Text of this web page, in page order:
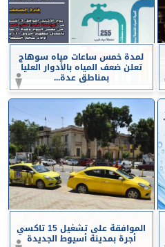
لمدة خمس ساعات مياه سوهاج
تعلن ضعف المياه بالأدوار العليا
بمناطق عدة...
الموافقة على تشغيل 15 تاكسي
أجرة بمدينة أسيوط الجديدة